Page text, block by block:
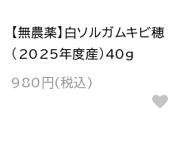
【無農薬】白ソルガムキビ穂
（2025年度産）40g
980円(税込)